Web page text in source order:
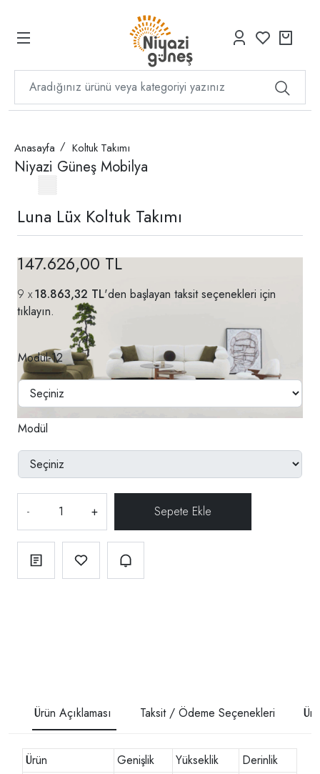
Anasayfa Koltuk Takımı
Niyazi Güneş Mobilya
Luna Lüx Koltuk Takımı
147.626,00 TL
18.863,32 TL'den başlayan taksit seçenekleri için
tıklayın.
Modül-12
Modül
- +
Ürün Açıklaması Taksit / Ödeme Seçenekleri
Ürün Genişlik Yükseklik
Derinlik